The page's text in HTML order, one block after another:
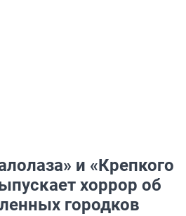
и «Крепкого
хоррор об
городков